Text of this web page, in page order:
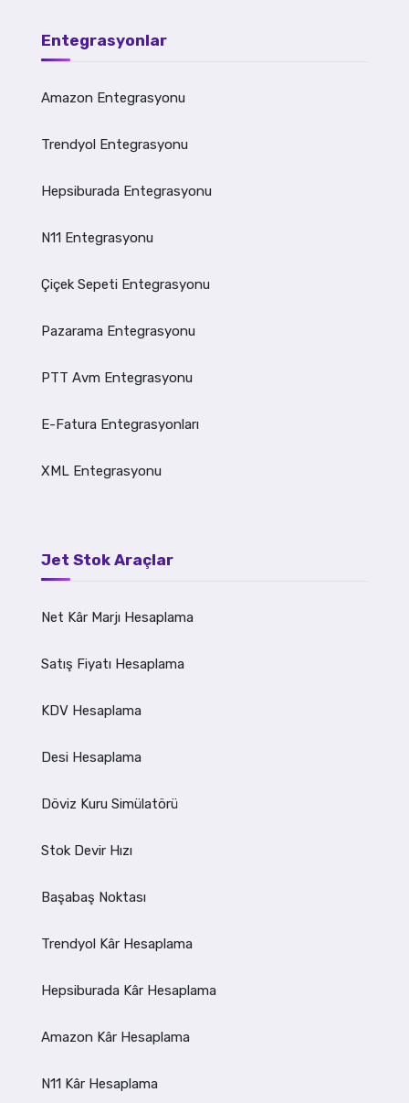
Entegrasyonlar
Amazon Entegrasyonu
Trendyol Entegrasyonu
Hepsiburada Entegrasyonu
N11 Entegrasyonu
Çiçek Sepeti Entegrasyonu
Pazarama Entegrasyonu
PTT Avm Entegrasyonu
E-Fatura Entegrasyonları
XML Entegrasyonu
Jet Stok Araçlar
Net Kâr Marjı Hesaplama
Satış Fiyatı Hesaplama
KDV Hesaplama
Desi Hesaplama
Döviz Kuru Simülatörü
Stok Devir Hızı
Başabaş Noktası
Trendyol Kâr Hesaplama
Hepsiburada Kâr Hesaplama
Amazon Kâr Hesaplama
N11 Kâr Hesaplama